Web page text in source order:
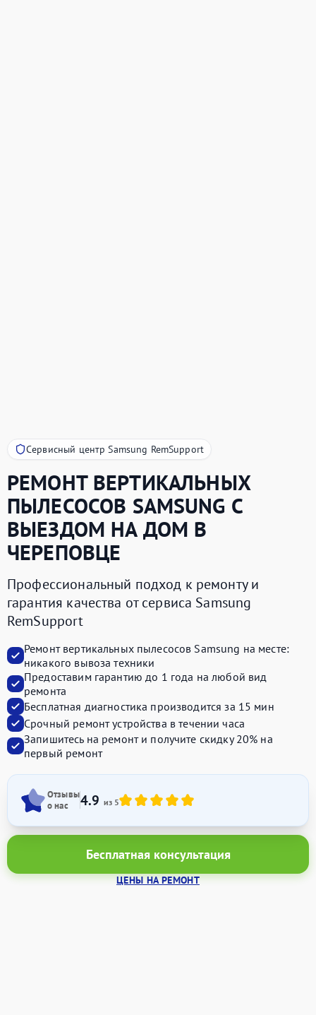
Сервисный центр Samsung RemSupport
РЕМОНТ ВЕРТИКАЛЬНЫХ
ПЫЛЕСОСОВ SAMSUNG С
ВЫЕЗДОМ НА ДОМ В
ЧЕРЕПОВЦЕ
Профессиональный подход к ремонту и
гарантия качества от сервиса Samsung
RemSupport
Ремонт вертикальных пылесосов Samsung на месте:
никакого вывоза техники
Предоставим гарантию до 1 года на любой вид
ремонта
Бесплатная диагностика производитсяза 15 мин
Срочный ремонт устройства в течении часа
Запишитесь на ремонт и получите скидку 20% на
первый ремонт
Отзывы
о нас
4.9 из 5
Бесплатная консультация
ЦЕНЫ НА РЕМОНТ